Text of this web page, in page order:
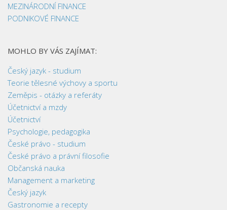
MEZINÁRODNÍ FINANCE
PODNIKOVÉ FINANCE
MOHLO BY VÁS ZAJÍMAT:
Český jazyk - studium
Teorie tělesné výchovy a sportu
Zeměpis - otázky a referáty
Účetnictví a mzdy
Účetnictví
Psychologie, pedagogika
České právo - studium
České právo a právní filosofie
Občanská nauka
Management a marketing
Český jazyk
Gastronomie a recepty